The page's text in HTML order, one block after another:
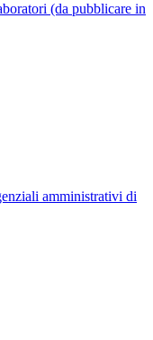
(da pubblicare in
amministrativi di